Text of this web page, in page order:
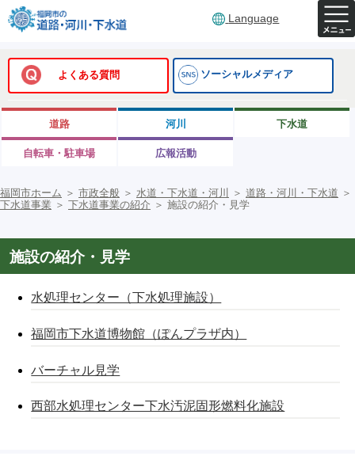
Language
よくある質問 ソーシャルメディア
道路 河川 下水道
自転車・駐車場 広報活動
福岡市ホーム ＞ 市政全般 ＞ 水道・下水道・河川 ＞ 道路・河川・下水道 ＞
下水道事業 ＞ 下水道事業の紹介 ＞ 施設の紹介・見学
施設の紹介・見学
水処理センター（下水処理施設）
福岡市下水道博物館（ぽんプラザ内）
バーチャル見学
西部水処理センター下水汚泥固形燃料化施設